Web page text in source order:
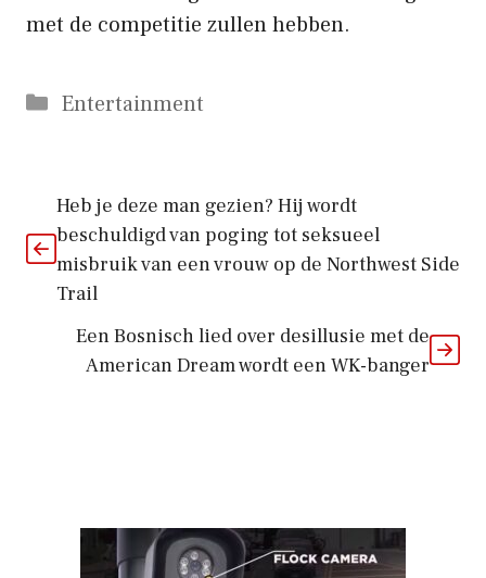
met de competitie zullen hebben.
Categorieën
Entertainment
Heb je deze man gezien? Hij wordt
beschuldigd van poging tot seksueel
misbruik van een vrouw op de Northwest Side
Trail
Een Bosnisch lied over desillusie met de
American Dream wordt een WK-banger